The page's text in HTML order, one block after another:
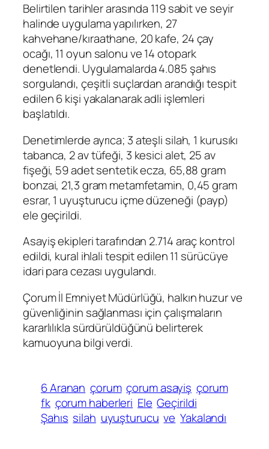
Belirtilen tarihler arasında 119 sabit ve seyir
halinde uygulama yapılırken, 27
kahvehane/kıraathane, 20 kafe, 24 çay
ocağı, 11 oyun salonu ve 14 otopark
denetlendi. Uygulamalarda 4.085 şahıs
sorgulandı, çeşitli suçlardan arandığı tespit
edilen 6 kişi yakalanarak adli işlemleri
başlatıldı.
Denetimlerde ayrıca; 3 ateşli silah, 1 kurusıkı
tabanca, 2 av tüfeği, 3 kesici alet, 25 av
fişeği, 59 adet sentetik ecza, 65,88 gram
bonzai, 21,3 gram metamfetamin, 0,45 gram
esrar, 1 uyuşturucu içme düzeneği (payp)
ele geçirildi.
Asayiş ekipleri tarafından 2.714 araç kontrol
edildi, kural ihlali tespit edilen 11 sürücüye
idari para cezası uygulandı.
Çorum İl Emniyet Müdürlüğü, halkın huzur ve
güvenliğinin sağlanması için çalışmaların
kararlılıkla sürdürüldüğünü belirterek
kamuoyuna bilgi verdi.
6 Aranan çorum çorum asayiş çorum
fk çorum haberleri Ele Geçirildi
Şahıs silah uyuşturucu ve Yakalandı